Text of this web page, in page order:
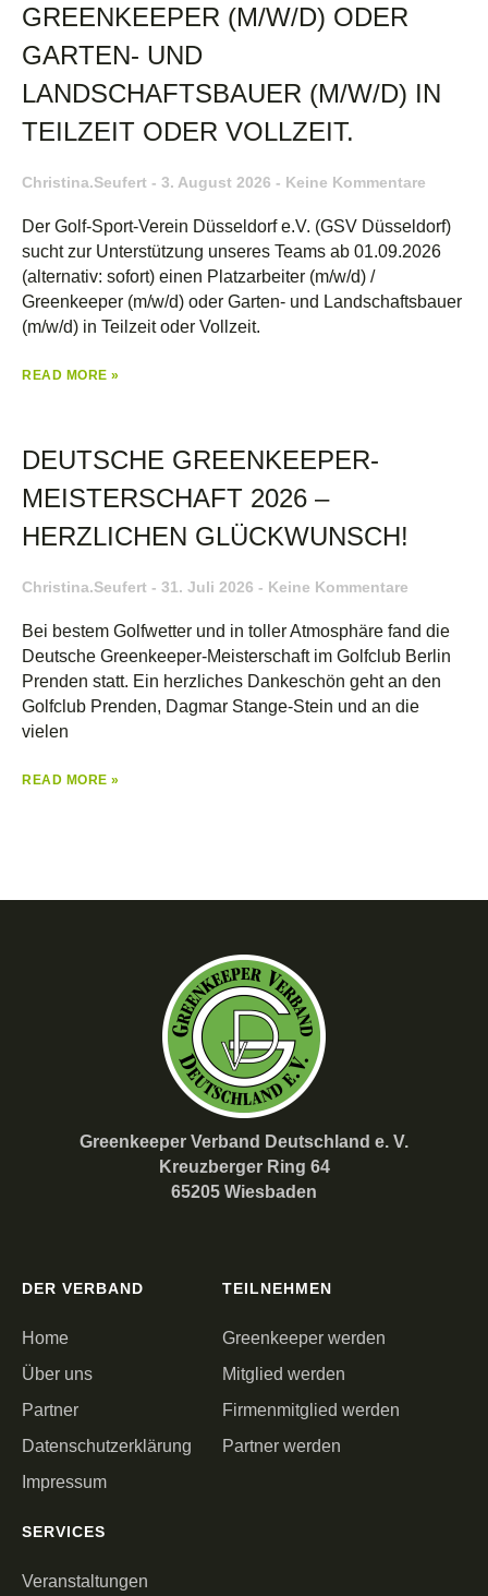
GREENKEEPER (M/W/D) ODER
GARTEN- UND
LANDSCHAFTSBAUER (M/W/D) IN
TEILZEIT ODER VOLLZEIT.
Christina.seufert 3. August 2026 Keine Kommentare
Der Golf-Sport-Verein Düsseldorf e.V. (GSV Düsseldorf)
sucht zur Unterstützung unseres Teams ab 01.09.2026
(alternativ: sofort) einen Platzarbeiter (m/w/d) /
Greenkeeper (m/w/d) oder Garten- und Landschaftsbauer
(m/w/d) in Teilzeit oder Vollzeit.
READ MORE »
DEUTSCHE GREENKEEPER-
MEISTERSCHAFT 2026 –
HERZLICHEN GLÜCKWUNSCH!
Christina.seufert 31. Juli 2026 Keine Kommentare
Bei bestem Golfwetter und in toller Atmosphäre fand die
Deutsche Greenkeeper-Meisterschaft im Golfclub Berlin
Prenden statt. Ein herzliches Dankeschön geht an den
Golfclub Prenden, Dagmar Stange-Stein und an die
vielen
READ MORE »
Greenkeeper Verband Deutschland e. V.
Kreuzberger Ring 64
65205 Wiesbaden
DER VERBAND
Home
Über uns
Partner
Datenschutzerklärung
Impressum
TEILNEHMEN
Greenkeeper werden
Mitglied werden
Firmenmitglied werden
Partner werden
SERVICES
Veranstaltungen